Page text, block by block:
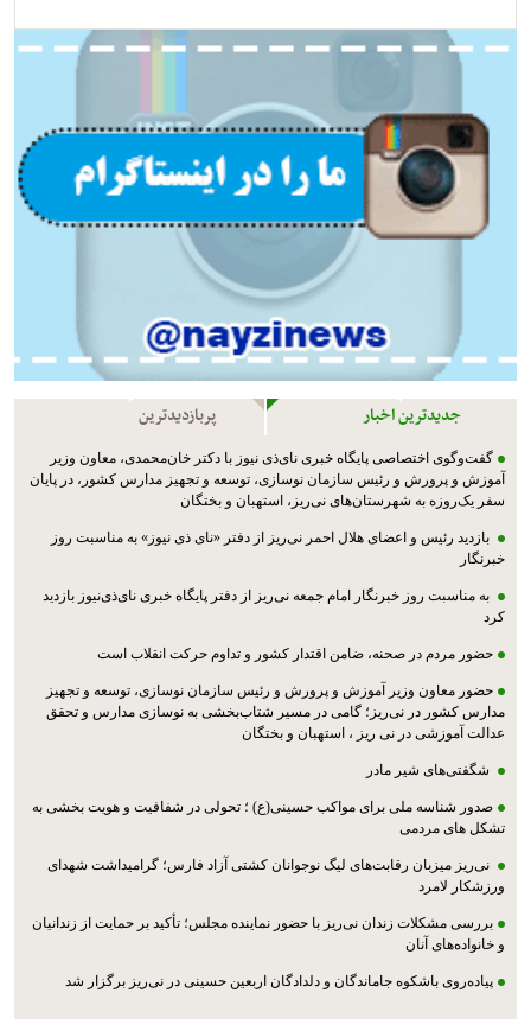
جدیدترین اخبار پربازدیدترین
گفت‌وگوی اختصاصی پایگاه خبری نای‌ذی نیوز با دکتر خان‌محمدی، معاون وزیر
آموزش و پرورش و رئیس سازمان نوسازی، توسعه و تجهیز مدارس کشور، در پایان
سفر یک‌روزه به شهرستان‌های نی‌ریز، استهبان و بختگان
بازدید رئیس و اعضای هلال احمر نی‌ریز از دفتر «نای ذی نیوز» به مناسبت روز
خبرنگار
به مناسبت روز خبرنگار امام جمعه نی‌ریز از دفتر پایگاه خبری نای‌ذی‌نیوز بازدید
کرد
حضور مردم در صحنه، ضامن اقتدار کشور و تداوم حرکت انقلاب است
حضور معاون وزیر آموزش و پرورش و رئیس سازمان نوسازی، توسعه و تجهیز
مدارس کشور در نی‌ریز؛ گامی در مسیر شتاب‌بخشی به نوسازی مدارس و تحقق
عدالت آموزشی در نی ریز ، استهبان و بختگان
شگفتی‌های شیر مادر
صدور شناسه ملی برای مواکب حسینی(ع) ؛ تحولی در شفافیت و هویت بخشی به
تشکل های مردمی
نی‌ریز میزبان رقابت‌های لیگ نوجوانان کشتی آزاد فارس؛ گرامیداشت شهدای
ورزشکار لامرد
بررسی مشکلات زندان نی‌ریز با حضور نماینده مجلس؛ تأکید بر حمایت از زندانیان
و خانواده‌های آنان
پیاده‌روی باشکوه جاماندگان و دلدادگان اربعین حسینی در نی‌ریز برگزار شد